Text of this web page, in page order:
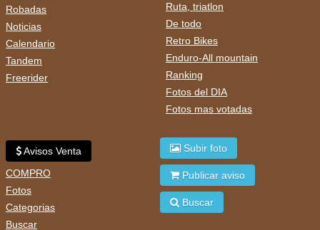
Robadas
Noticias
Calendario
Tandem
Freerider
Ruta, triatlon
De todo
Retro Bikes
Enduro-All mountain
Ranking
Fotos del DIA
Fotos mas votadas
Avisos Venta
COMPRO
Fotos
Categorias
Buscar
Subir foto
Publicar aviso
Buscar